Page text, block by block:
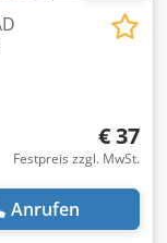
€ 37
Festpreis zzgl. MwSt.
Anrufen